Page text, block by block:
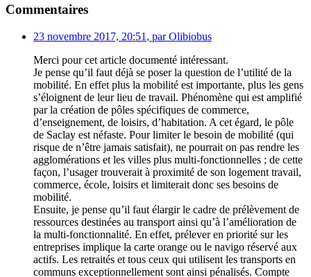
Commentaires
23 novembre 2017, 20:51 , parOlibiobus
Merci pour cet article documenté intéressant.
Je pense qu’il faut déjà se poser la question de l’utilité de la
mobilité. En effet plus la mobilité est importante, plus les gens
s’éloignent de leur lieu de travail. Phénomène qui est amplifié
par la création de pôles spécifiques de commerce,
d’enseignement, de loisirs, d’habitation. A cet égard, le pôle
de Saclay est néfaste. Pour limiter le besoin de mobilité (qui
risque de n’être jamais satisfait), ne pourrait on pas rendre les
agglomérations et les villes plus multi-fonctionnelles ; de cette
façon, l’usager trouverait à proximité de son logement travail,
commerce, école, loisirs et limiterait donc ses besoins de
mobilité.
Ensuite, je pense qu’il faut élargir le cadre de prélèvement de
ressources destinées au transport ainsi qu’à l’amélioration de
la multi-fonctionnalité. En effet, prélever en priorité sur les
entreprises implique la carte orange ou le navigo réservé aux
actifs. Les retraités et tous ceux qui utilisent les transports en
communs exceptionnellement sont ainsi pénalisés. Compte